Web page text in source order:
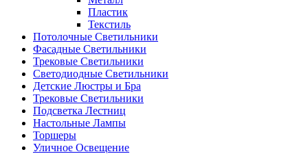
Пластик
Текстиль
Потолочные Светильники
Фасадные Светильники
Трековые Светильники
Светодиодные Светильники
Детские Люстры и Бра
Трековые Светильники
Подсветка Лестниц
Настольные Лампы
Торшеры
Уличное Освещение